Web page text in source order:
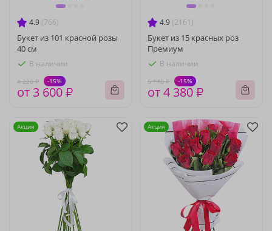
4.9 (766)
Букет из 101 красной розы
40 см
В наличии
4 220 ₽ -15%
от 3 600 ₽
4.9 (2161)
Букет из 15 красных роз
Премиум
В наличии
5 140 ₽ -15%
от 4 380 ₽
Акция Акция